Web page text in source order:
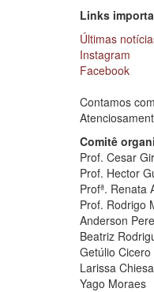
Links
Últimas
Instagram
Facebook
Contamos
Comitê
Prof. Cesar
Prof. Hector
Profª. Renata
Prof. Rodrigo
Anderson
Beatriz
Getúlio Cicero
Larissa Chiesa
Yago Moraes